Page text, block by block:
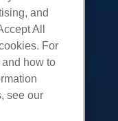
and
All
For
how to
see our